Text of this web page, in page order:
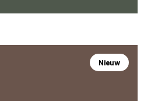
Nieuw